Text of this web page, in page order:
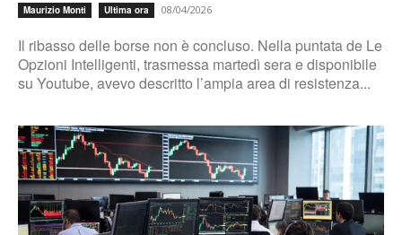
Maurizio Monti Ultima ora 08/04/2026
Il ribasso delle borse non è concluso. Nella puntata de Le
Opzioni Intelligenti, trasmessa martedì sera e disponibile
su Youtube, avevo descritto l’ampia area di resistenza...